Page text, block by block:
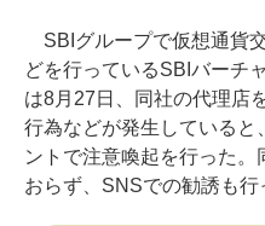
SBIグループで仮想通貨
どを行っているSBIバーチ
は8月27日、同社の代理店
行為などが発生していると
ントで注意喚起を行った
おらず、SNSでの勧誘も行